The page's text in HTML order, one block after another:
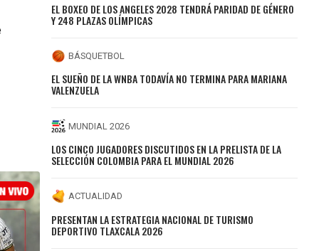
EL BOXEO DE LOS ANGELES 2028 TENDRÁ PARIDAD DE GÉNERO
Y 248 PLAZAS OLÍMPICAS
BÁSQUETBOL
EL SUEÑO DE LA WNBA TODAVÍA NO TERMINA PARA MARIANA
VALENZUELA
MUNDIAL 2026
LOS CINCO JUGADORES DISCUTIDOS EN LA PRELISTA DE LA
SELECCIÓN COLOMBIA PARA EL MUNDIAL 2026
ACTUALIDAD
PRESENTAN LA ESTRATEGIA NACIONAL DE TURISMO
DEPORTIVO TLAXCALA 2026